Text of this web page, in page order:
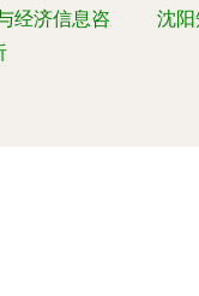
经济信息咨
沈